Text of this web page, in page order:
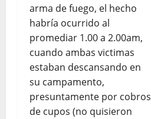
arma de fuego, el hecho
habría ocurrido al
promediar 1.00 a 2.00am,
cuando ambas victimas
estaban descansando en
su campamento,
presuntamente por cobros
de cupos (no quisieron